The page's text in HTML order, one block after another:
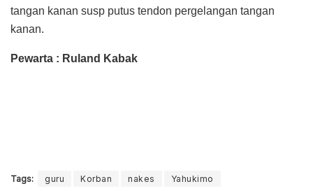
tangan kanan susp putus tendon pergelangan tangan
kanan.
Pewarta : Ruland Kabak
Tags: guru Korban nakes Yahukimo